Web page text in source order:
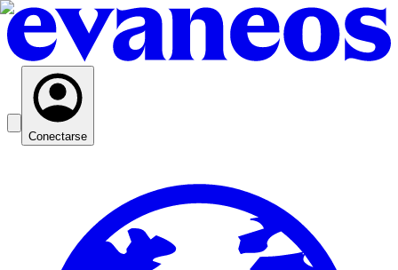
Conectarse